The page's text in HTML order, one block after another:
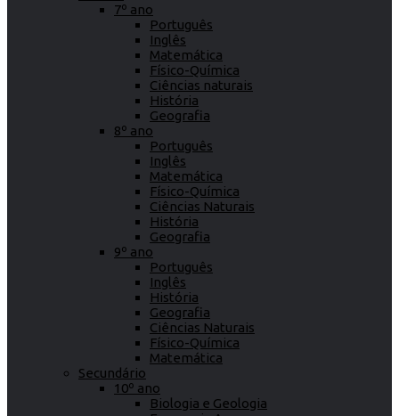
7º ano
Português
Inglês
Matemática
Físico-Química
Ciências naturais
História
Geografia
8º ano
Português
Inglês
Matemática
Físico-Química
Ciências Naturais
História
Geografia
9º ano
Português
Inglês
História
Geografia
Ciências Naturais
Físico-Química
Matemática
Secundário
10º ano
Biologia e Geologia